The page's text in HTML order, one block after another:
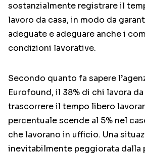
sostanzialmente registrare il
lavoro da casa, in modo da
adeguate e adeguare anche i
condizioni lavorative.
Secondo quanto fa sapere
Eurofound, il 38% di chi lavora
trascorrere il tempo libero
percentuale scende al 5% nel
che lavorano in ufficio. Una
inevitabilmente peggiorata dalla